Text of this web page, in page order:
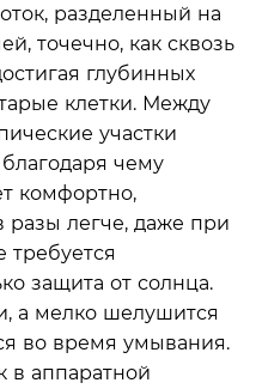
разделенный на
точечно, как сквозь
глубинных
клетки. Между
участки
чему
комфортно,
разы легче, даже при
требуется
защита от солнца.
а мелко шелушится
во время умывания.
в аппаратной